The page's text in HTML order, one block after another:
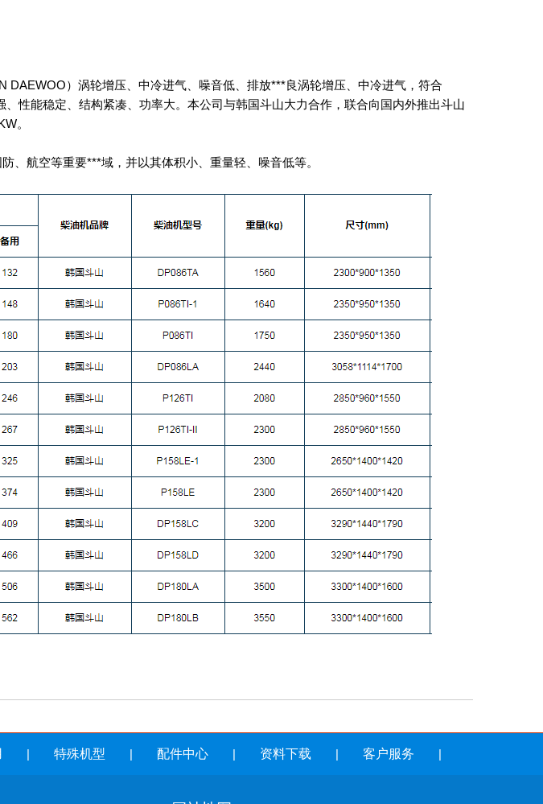
）涡轮增压、中冷进气、噪音低、排放***良涡轮增压、中冷进气，符合
、性能稳定、结构紧凑、功率大。本公司与韩国斗山大力合作，联合向国内外推出斗山
。
航空等重要***域，并以其体积小、重量轻、噪音低等。
| 特殊机型 | 配件中心 | 资料下载 | 客户服务 |